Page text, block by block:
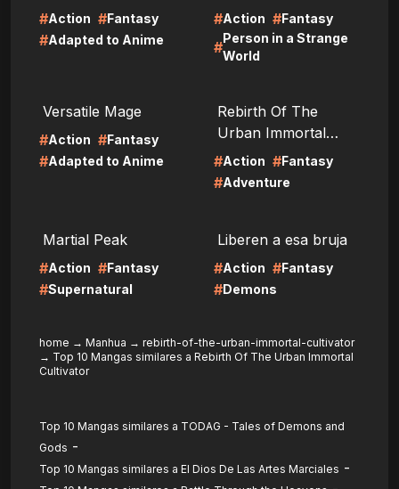
#Action #Fantasy
#Adapted to Anime
#Action #Fantasy
#
Person in a Strange
World
Versatile Mage
#Action #Fantasy
#Adapted to Anime
Rebirth Of The
Urban Immortal
Cultivator
#Action #Fantasy
#Adventure
Martial Peak
#Action #Fantasy
#Supernatural
Liberen a esa bruja
#Action #Fantasy
#Demons
home → Manhua → rebirth-of-the-urban-immortal-cultivator
→ Top 10 Mangas similares a Rebirth Of The Urban Immortal
Cultivator
Top 10 Mangas similares a TODAG - Tales of Demons and
Gods -
Top 10 Mangas similares a El Dios De Las Artes Marciales -